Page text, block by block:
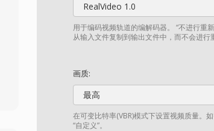
RealVideo 1.0
用于编码视频轨道的编解码器。 “不进行重
从输入文件复制到输出文件中，而不会进行
画质:
最高
在可变比特率(VBR)模式下设置视频质量。
“自定义”。